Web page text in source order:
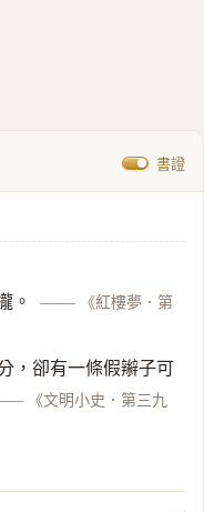
書證
。 ——
《紅樓夢．第
，卻有一條假辮子可
《文明小史．第三九